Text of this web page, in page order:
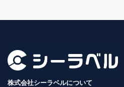
株式会社シーラベルについて